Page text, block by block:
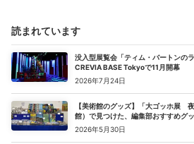
読まれています
没入型展覧会「ティム・バートンの
CREVIA BASE Tokyoで11月開幕
2026年7月24日
【美術館のグッズ】「大ゴッホ展
館）で見つけた、編集部おすすめグ
2026年5月30日